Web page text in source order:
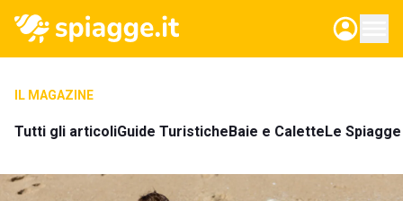
IL MAGAZINE
Tutti gli articoliGuide TuristicheBaie e CaletteLe